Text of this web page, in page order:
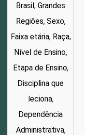
Brasil, Grandes
Regiões, Sexo,
Faixa etária, Raça,
Nível de Ensino,
Etapa de Ensino,
Disciplina que
leciona,
Dependência
Administrativa,